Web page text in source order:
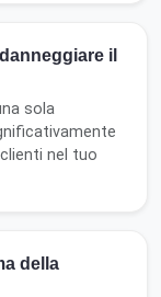
il
sola
nel tuo
della